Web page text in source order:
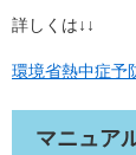
詳しくは↓↓
環境省熱中症予
マニュア